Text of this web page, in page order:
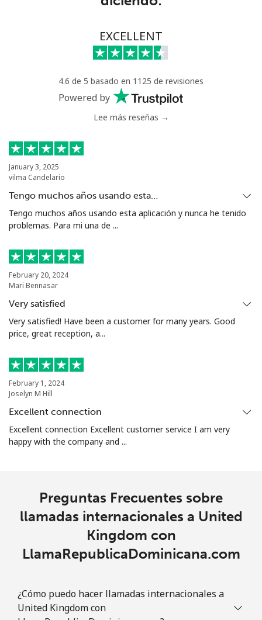
⁦22.9¢⁩ 21 min por ⁦$5⁩
⁦23.5¢⁩ 21 min por ⁦$5⁩
Tashkent ⁦21.9¢⁩
EXCELLENT
4.6 de 5 basado en 1125 de revisiones
Powered by
Lee más reseñas →
January 3, 2025
vilma Candelario
Tengo muchos años usando esta…
Tengo muchos años usando esta aplicación y nunca he tenido
problemas. Para mi una de ...
February 20, 2024
Mari Bennasar
Very satisfied
Very satisfied! Have been a customer for many years. Good
price, great reception, a...
February 1, 2024
Joselyn M Hill
Excellent connection
Excellent connection Excellent customer service I am very
happy with the company and ...
Preguntas Frecuentes sobre
llamadas internacionales a United
Kingdom con
LlamaRepublicaDominicana.com
¿Cómo puedo hacer llamadas internacionales a
United Kingdom con